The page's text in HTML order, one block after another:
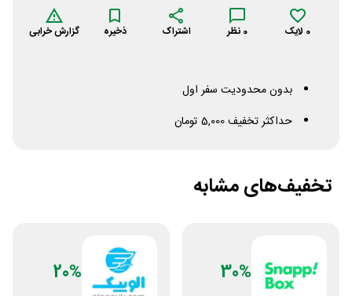
0 لایک 0 نظر اشتراک ذخیره گزارش خرابی
بدون محدودیت سفر اول
حداکثر تخفیف 5,000 تومان
تخفیف‌های مشابه
30%
20%